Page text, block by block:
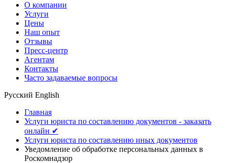
О компании
Услуги
Цены
Наш опыт
Отзывы
Пресс-центр
Агентам
Контакты
Часто задаваемые вопросы
Русский English
Главная
Услуги юриста по составлению документов - заказать
онлайн ✔
Услуги юриста по составлению иных документов
Уведомление об обработке персональных данных в
Роскомнадзор